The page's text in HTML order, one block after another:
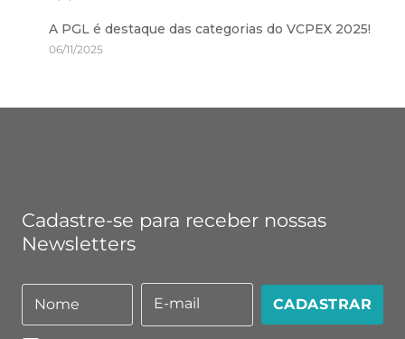
A PGL é destaque das categorias do VCPEX 2025!
06/11/2025
Cadastre-se para receber nossas
Newsletters
Nome
Nome
mail
E-mail CADASTRAR